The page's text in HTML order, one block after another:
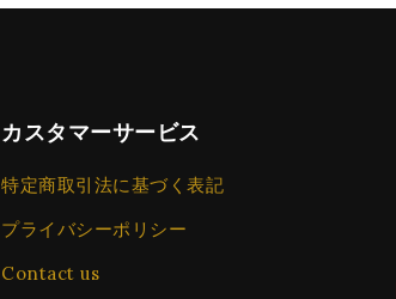
カスタマーサービス
特定商取引法に基づく表記
プライバシーポリシー
Contact us